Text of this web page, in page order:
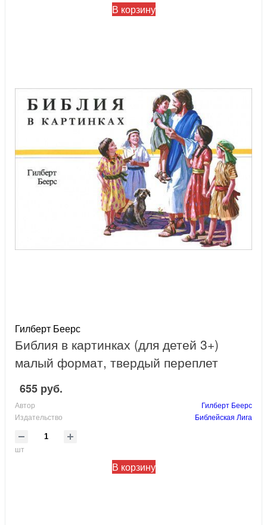
В корзину
Гилберт Беерс
Библия в картинках (для детей 3+)
малый формат, твердый переплет
655 руб.
Автор
Гилберт Беерс
Издательство
Библейская Лига
шт
В корзину